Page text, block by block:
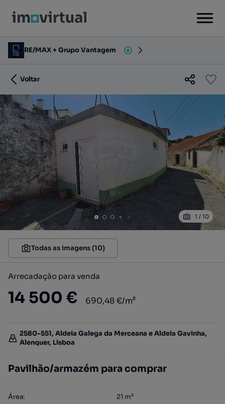
RE/MAX + Grupo Vantagem
Voltar
1 / 10
Todas as imagens (10)
Arrecadação para venda
14 500 € 690,48 €/m²
2580-551, Aldeia Galega da Merceana e Aldeia Gavinha,
Alenquer, Lisboa
Pavilhão/armazém para comprar
Área: 21 m²